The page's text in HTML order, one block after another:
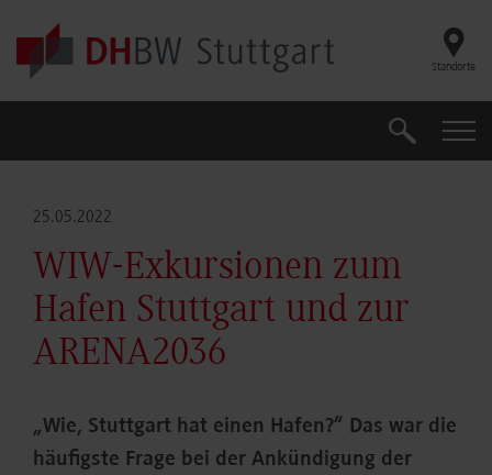
Skip to main content
Standorte
Suche
25.05.2022
WIW-Exkursionen zum
Hafen Stuttgart und zur
ARENA2036
„Wie, Stuttgart hat einen Hafen?“ Das war die
häufigste Frage bei der Ankündigung der